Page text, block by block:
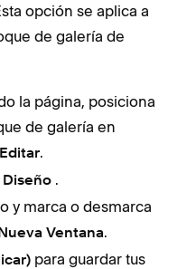
opción se aplica a
de galería de
la página, posiciona
de galería en
Editar.
Diseño .
y marca o desmarca
Ventana.
para guardar tus